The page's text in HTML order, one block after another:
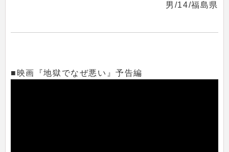
男/14/福島県
■映画『地獄でなぜ悪い』予告編